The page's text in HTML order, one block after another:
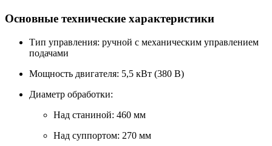
Основные технические характеристики
Тип управления: ручной с механическим управлением
подачами
Мощность двигателя: 5,5 кВт (380 В)
Диаметр обработки:
Над станиной: 460 мм
Над суппортом: 270 мм